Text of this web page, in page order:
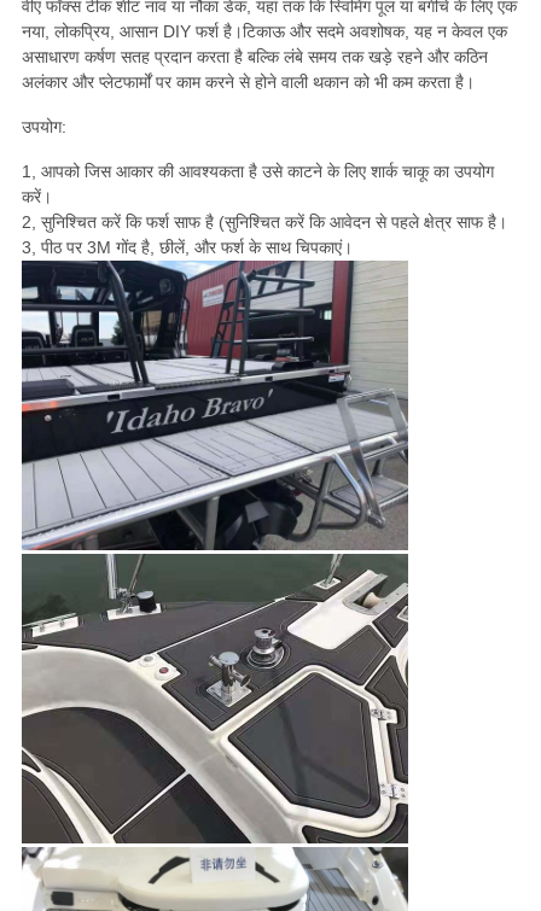
वीए फॉक्स टीक शीट नाव या नौका डेक, यहां तक ​​कि स्विमिंग पूल या बगीचे के लिए एक
नया, लोकप्रिय, आसान DIY फर्श है।टिकाऊ और सदमे अवशोषक, यह न केवल एक
असाधारण कर्षण सतह प्रदान करता है बल्कि लंबे समय तक खड़े रहने और कठिन
अलंकार और प्लेटफार्मों पर काम करने से होने वाली थकान को भी कम करता है।
उपयोग:
1, आपको जिस आकार की आवश्यकता है उसे काटने के लिए शार्क चाकू का उपयोग
करें।
2, सुनिश्चित करें कि फर्श साफ है (सुनिश्चित करें कि आवेदन से पहले क्षेत्र साफ है।
3, पीठ पर 3M गोंद है, छीलें, और फर्श के साथ चिपकाएं।